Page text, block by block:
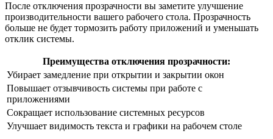
После отключения прозрачности вы заметите улучшение
производительности вашего рабочего стола. Прозрачность
больше не будет тормозить работу приложений и уменьшать
отклик системы.
Преимущества отключения прозрачности:
Убирает замедление при открытии и закрытии окон
Повышает отзывчивость системы при работе с
приложениями
Сокращает использование системных ресурсов
Улучшает видимость текста и графики на рабочем столе